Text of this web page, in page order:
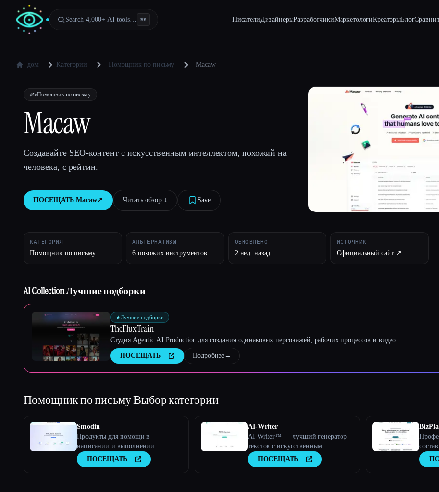
Search 4,000+ AI tools… ⌘K ПисателиДизайнерыРазработчикиМаркетологиКреаторыБлог
дом Категории Помощник по письму Macaw
✍️Помощник по письму
Macaw
Создавайте SEO-контент с искусственным интеллектом, похожий на
человека, с рейтин.
ПОСЕЩАТЬ Macaw↗︎ Читать обзор ↓︎ Save
КАТЕГОРИЯ
Помощник по письму
АЛЬТЕРНАТИВЫ
6 похожих инструментов
ОБНОВЛЕНО
2 нед. назад
ИСТОЧНИК
Официальный сайт ↗︎
AI Collection Лучшие подборки
★Лучшие подборки
TheFluxTrain
Студия Agentic AI Production для создания одинаковых персонажей, рабочих процессов и видео
ПОСЕЩАТЬ Подробнее→
Помощник по письмуВыбор категории
Smodin
Продукты для помощи в
написании и выполнении
домашних заданий
ПОСЕЩАТЬ
AI-Writer
AI Writer™ — лучший генератор
текстов с искусственным
интеллектом, обещанный.
ПОСЕЩАТЬ